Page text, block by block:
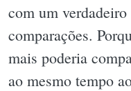
com um
comparações.
mais poderia
ao mesmo tempo